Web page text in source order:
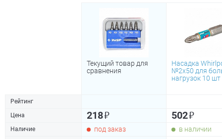
Текущий товар для
сравнения
Насадка
№2х50 для
нагрузок 10 шт
Рейтинг
Цена
218₽ 502₽
Наличие под заказ в наличии